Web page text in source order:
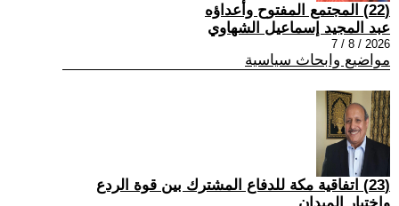
(22) المجتمع المفتوح وأعداؤه
عبد المجيد إسماعيل الشهاوي
2026 / 8 / 7
مواضيع وابحاث سياسية
(23) اتفاقية مكة للدفاع المشترك بين قوة الردع